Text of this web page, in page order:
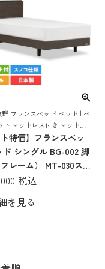
群 フランスベッド ベッド | ベ
ト マットレス付き マットレ
脚付き スノコ すのこ すのこ
付き 宮 棚 コンセント付き コ
ト特価】フランスベッ
ド シングル BG-002 脚
レーム） MT-030スリ
トレス） | 正規品 フ
マットレスセット マッ
税込
を見る